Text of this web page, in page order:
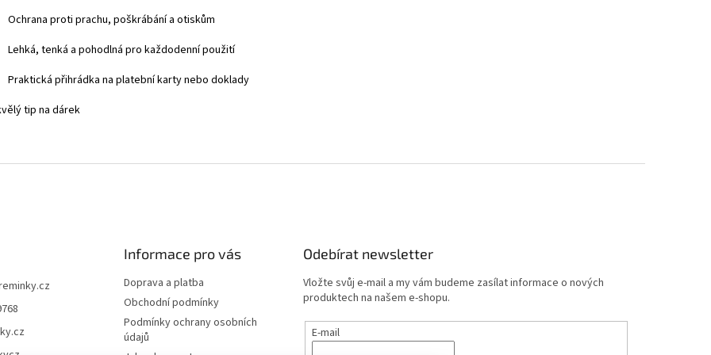
Ochrana proti prachu, poškrábání a otiskům
Lehká, tenká a pohodlná pro každodenní použití
Praktická přihrádka na platební karty nebo doklady
tip na dárek
Informace pro vás
Doprava a platba
Obchodní podmínky
Podmínky ochrany osobních
údajů
Odebírat newsletter
Vložte svůj e-mail a my vám budeme zasílat informace o nových
produktech na našem e-shopu.
E-mail